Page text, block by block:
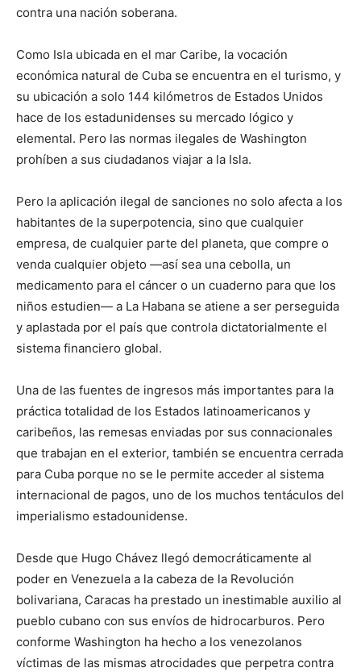
contra una nación soberana.
Como Isla ubicada en el mar Caribe, la vocación
económica natural de Cuba se encuentra en el turismo, y
su ubicación a solo 144 kilómetros de Estados Unidos
hace de los estadunidenses su mercado lógico y
elemental. Pero las normas ilegales de Washington
prohíben a sus ciudadanos viajar a la Isla.
Pero la aplicación ilegal de sanciones no solo afecta a los
habitantes de la superpotencia, sino que cualquier
empresa, de cualquier parte del planeta, que compre o
venda cualquier objeto —así sea una cebolla, un
medicamento para el cáncer o un cuaderno para que los
niños estudien— a La Habana se atiene a ser perseguida
y aplastada por el país que controla dictatorialmente el
sistema financiero global.
Una de las fuentes de ingresos más importantes para la
práctica totalidad de los Estados latinoamericanos y
caribeños, las remesas enviadas por sus connacionales
que trabajan en el exterior, también se encuentra cerrada
para Cuba porque no se le permite acceder al sistema
internacional de pagos, uno de los muchos tentáculos del
imperialismo estadounidense.
Desde que Hugo Chávez llegó democráticamente al
poder en Venezuela a la cabeza de la Revolución
bolivariana, Caracas ha prestado un inestimable auxilio al
pueblo cubano con sus envíos de hidrocarburos. Pero
conforme Washington ha hecho a los venezolanos
víctimas de las mismas atrocidades que perpetra contra